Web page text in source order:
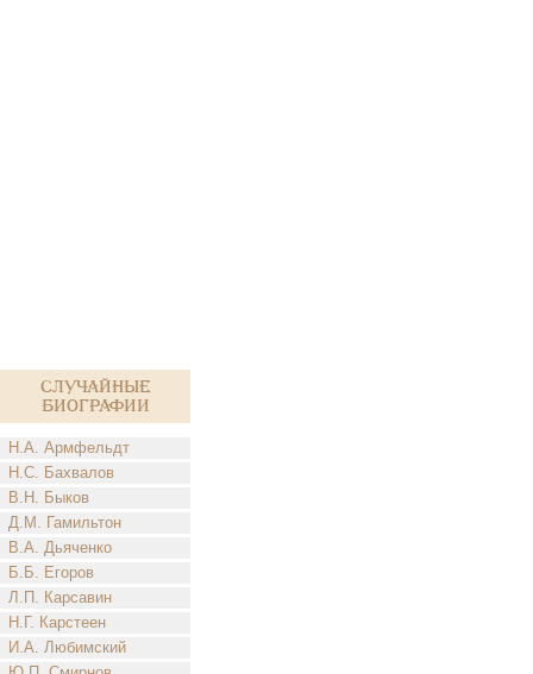
Случайные
биографии
Н.А. Армфельдт
Н.С. Бахвалов
В.Н. Быков
Д.М. Гамильтон
В.А. Дьяченко
Б.Б. Егоров
Л.П. Карсавин
Н.Г. Карстеен
И.А. Любимский